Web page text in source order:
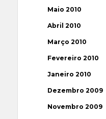
Maio 2010
Abril 2010
Março 2010
Fevereiro 2010
Janeiro 2010
Dezembro 2009
Novembro 2009